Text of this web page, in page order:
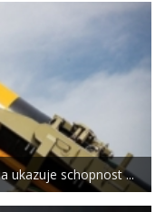
ukazuje schopnost ...